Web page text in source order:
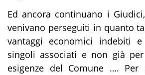
Ed ancora continuano i
venivano perseguiti in quanto
vantaggi economici indebiti
singoli associati e non già
esigenze del Comune …. Per